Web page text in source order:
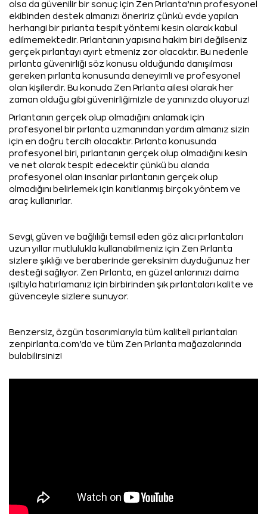
olsa da güvenilir bir sonuç için Zen Pırlanta’nın profesyonel
ekibinden destek almanızı öneririz çünkü evde yapılan
herhangi bir pırlanta tespit yöntemi kesin olarak kabul
edilmemektedir. Pırlantanın yapısına hakim biri değilseniz
gerçek pırlantayı ayırt etmeniz zor olacaktır. Bu nedenle
pırlanta güvenirliği söz konusu olduğunda danışılması
gereken pırlanta konusunda deneyimli ve profesyonel
olan kişilerdir. Bu konuda Zen Pırlanta ailesi olarak her
zaman olduğu gibi güvenirliğimizle de yanınızda oluyoruz!
Pırlantanın gerçek olup olmadığını anlamak için
profesyonel bir pırlanta uzmanından yardım almanız sizin
için en doğru tercih olacaktır. Pırlanta konusunda
profesyonel biri, pırlantanın gerçek olup olmadığını kesin
ve net olarak tespit edecektir çünkü bu alanda
profesyonel olan insanlar pırlantanın gerçek olup
olmadığını belirlemek için kanıtlanmış birçok yöntem ve
araç kullanırlar.
Sevgi, güven ve bağlılığı temsil eden göz alıcı pırlantaları
uzun yıllar mutlulukla kullanabilmeniz için Zen Pırlanta
sizlere şıklığı ve beraberinde gereksinim duyduğunuz her
desteği sağlıyor. Zen Pırlanta, en güzel anlarınızı daima
ışıltıyla hatırlamanız için birbirinden şık pırlantaları kalite ve
güvenceyle sizlere sunuyor.
Benzersiz, özgün tasarımlarıyla tüm kaliteli pırlantaları
zenpirlanta.com’da ve tüm Zen Pırlanta mağazalarında
bulabilirsiniz!